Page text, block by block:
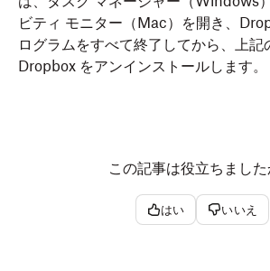
左下のアバター（プロフィール写
ル）をクリックします。
［終了］をクリックします。
］をゴミ箱にドラッグし
：ハード ドライブか
ダも削除する場合は、Dropbox
注 ：リストされたコマンドの一
生することがありますが、最後
dropbox status  # Should report
rm -rf ~/.dropbox-dist
ビティ モニター（Mac）を開き、
ログラムをすべて終了してから、上記
Dropbox をアンインストールします。
この記事は役立ちました
はい いいえ